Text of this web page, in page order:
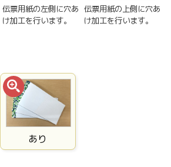
伝票用紙の左側に穴あ
け加工を行います。
伝票用紙の上側に穴あ
け加工を行います。
あり